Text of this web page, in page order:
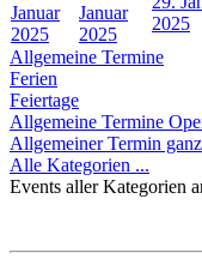
Januar
2025
Januar
2025
2025
Allgemeine Termine
Ferien
Feiertage
Allgemeine Termine
Allgemeiner Termin
Alle Kategorien ...
Events aller Kategorien